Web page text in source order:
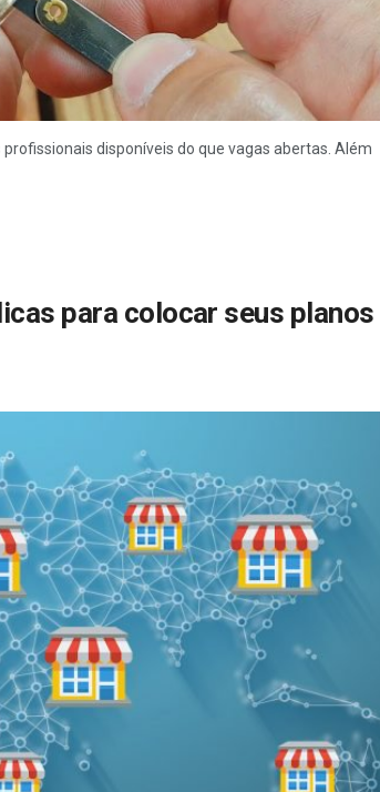
disponíveis do que vagas abertas. Além
para colocar seus planos